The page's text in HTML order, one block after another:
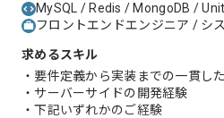
MySQL / Redis / MongoDB /
フロントエンドエンジニア / シ
求めるスキル
・要件定義から実装までの一貫し
・サーバーサイドの開発経験
・下記いずれかのご経験